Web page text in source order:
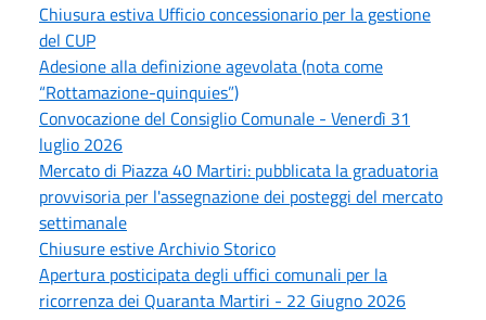
Chiusura estiva Ufficio concessionario per la gestione
del CUP
Adesione alla definizione agevolata (nota come
“Rottamazione-quinquies”)
Convocazione del Consiglio Comunale - Venerdì 31
luglio 2026
Mercato di Piazza 40 Martiri: pubblicata la graduatoria
provvisoria per l'assegnazione dei posteggi del mercato
settimanale
Chiusure estive Archivio Storico
Apertura posticipata degli uffici comunali per la
ricorrenza dei Quaranta Martiri - 22 Giugno 2026